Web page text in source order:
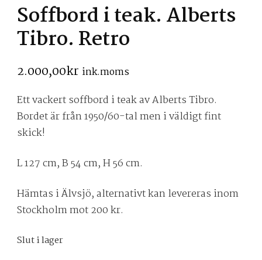
Soffbord i teak. Alberts
Tibro. Retro
2.000,00kr ink.moms
Ett vackert soffbord i teak av Alberts Tibro.
Bordet är från 1950/60-tal men i väldigt fint
skick!
L 127 cm, B 54 cm, H 56 cm.
Hämtas i Älvsjö, alternativt kan levereras inom
Stockholm mot 200 kr.
Slut i lager